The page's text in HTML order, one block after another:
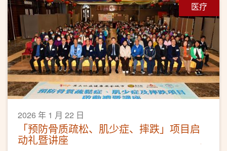
医疗
2026 年 1 月 22 日
「预防骨质疏松、肌少症、摔跌」项目启
动礼暨讲座